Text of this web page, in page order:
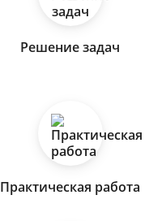
Решение задач
Практическая работа